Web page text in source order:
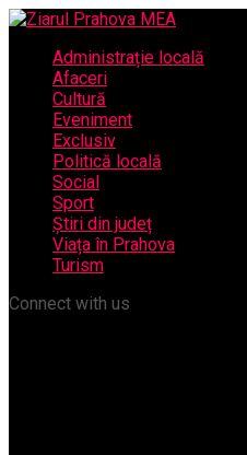
Administrație locală
Afaceri
Cultură
Eveniment
Exclusiv
Politică locală
Social
Sport
Știri din județ
Viața în Prahova
Turism
Connect with us